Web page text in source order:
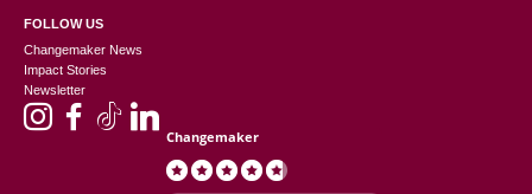
FOLLOW US
Changemaker News
Impact Stories
Newsletter
Changemaker